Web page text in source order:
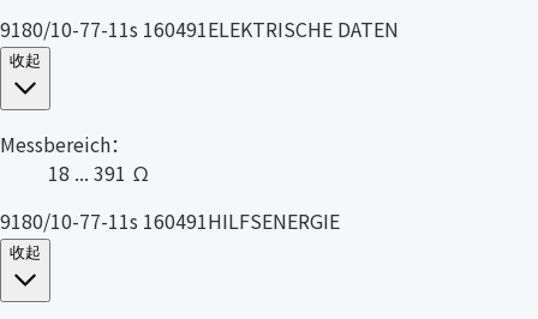
9180/10-77-11s 160491ELEKTRISCHE DATEN
收起
Messbereich：
18 ... 391 Ω
9180/10-77-11s 160491HILFSENERGIE
收起